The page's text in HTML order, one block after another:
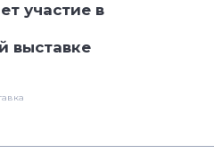
участие в
выставке